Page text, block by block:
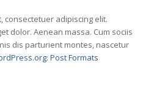
consectetuer adipiscing elit.
dolor. Aenean massa. Cum sociis
dis parturient montes, nascetur
Post Formats